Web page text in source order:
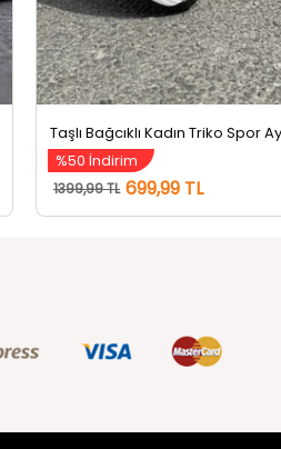
%50 İndirim
1399,99 TL 699,99 TL